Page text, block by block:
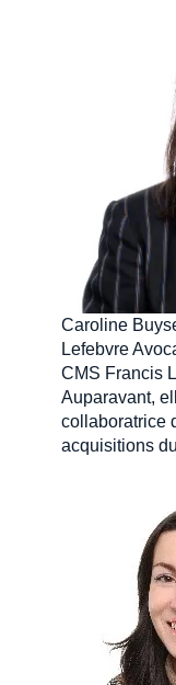
Caroline
Lefebvre
CMS Francis
Auparavant,
collaboratrice
acquisitions